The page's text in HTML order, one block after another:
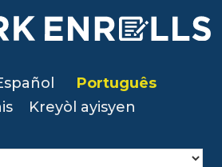
Português
Kreyòl ayisyen